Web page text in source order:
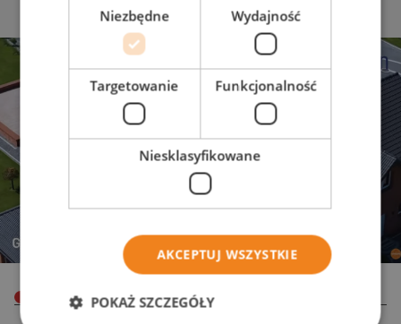
WIDEO
Niezbędne Wydajność
Targetowanie Funkcjonalność
Niesklasyfikowane
AKCEPTUJ WSZYSTKIE
POKAŻ SZCZEGÓŁY